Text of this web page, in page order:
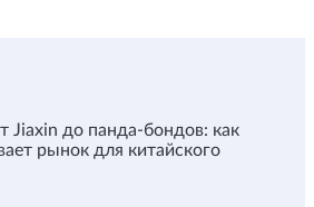
Jiaxin до панда-бондов: как
рынок для китайского